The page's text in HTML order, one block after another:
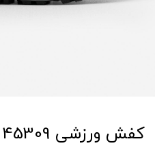
کفش ورزشی 45309